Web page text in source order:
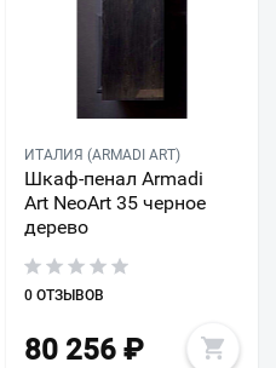
ИТАЛИЯ (ARMADI ART)
Шкаф-пенал Armadi
Art NeoArt 35 черное
дерево
0 ОТЗЫВОВ
80 256₽